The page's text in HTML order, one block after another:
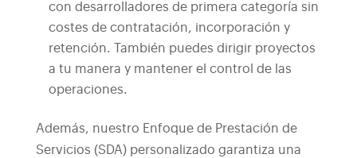
con desarrolladores de primera categoría sin
costes de contratación, incorporación y
retención. También puedes dirigir proyectos
a tu manera y mantener el control de las
operaciones.
Además, nuestro Enfoque de Prestación de
Servicios (SDA) personalizado garantiza una